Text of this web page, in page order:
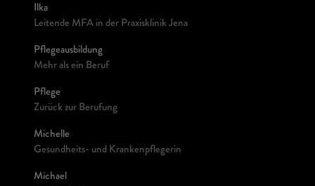
Ilka
Leitende MFA in der Praxisklinik Jena
Pflegeausbildung
Mehr als ein Beruf
Pflege
Zurück zur Berufung
Michelle
Gesundheits- und Krankenpflegerin
Michael